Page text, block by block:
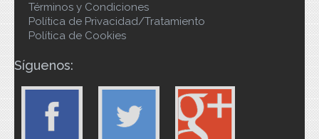
Términos y Condiciones
Política de Privacidad/Tratamiento
Política de Cookies
Síguenos: